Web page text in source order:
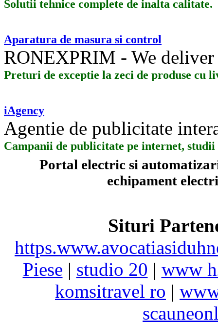
Solutii tehnice complete de inalta calitate.
Aparatura de masura si control
RONEXPRIM - We deliver
Preturi de exceptie la zeci de produse cu
iAgency
Agentie de publicitate
Campanii de publicitate pe internet,
Portal electric si
echipament
Situri
Piese | studio 20 | www
komsitravel ro |